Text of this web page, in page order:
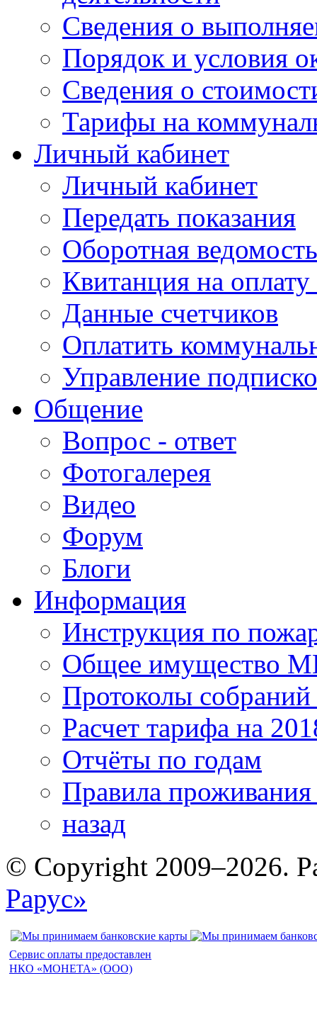
Сведения о
Порядок и условия
Сведения о
Тарифы на
Личный кабинет
Личный кабинет
Передать показания
Оборотная ведомость
Квитанция на
Данные счетчиков
Оплатить
Управление
Общение
Вопрос - ответ
Фотогалерея
Видео
Форум
Блоги
Информация
Инструкция по
Общее имущество
Протоколы
Расчет тарифа на
Отчёты по годам
Правила
назад
© Copyright 2009–2026.
Рарус»
Сервис оплаты предоставлен
НКО «МОНЕТА» (ООО)